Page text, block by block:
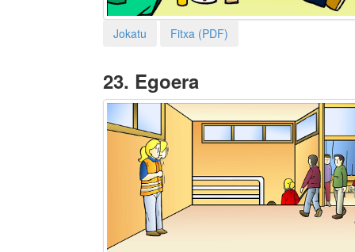
Jokatu Fitxa (PDF)
23. Egoera